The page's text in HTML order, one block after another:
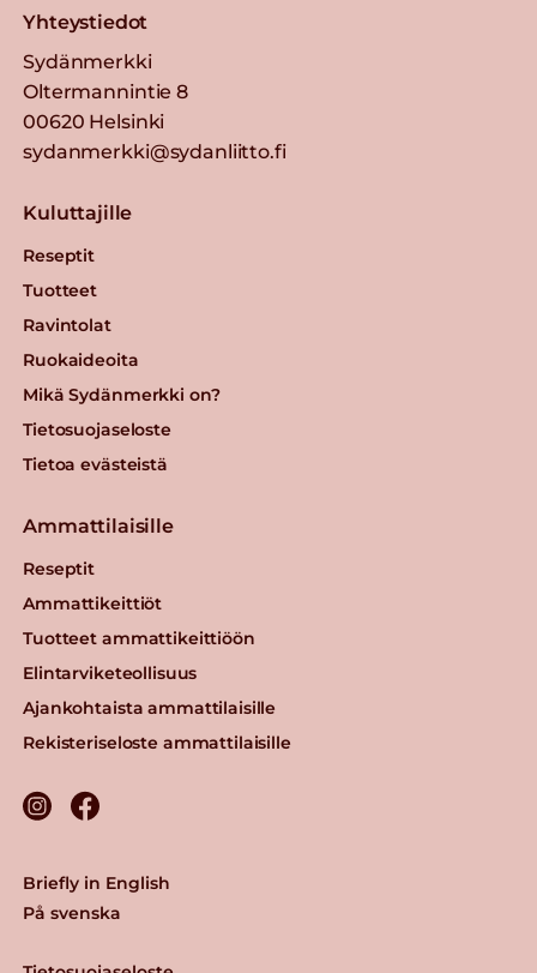
Yhteystiedot
Sydänmerkki
Oltermannintie 8
00620 Helsinki
sydanmerkki@sydanliitto.fi
Kuluttajille
Reseptit
Tuotteet
Ravintolat
Ruokaideoita
Mikä Sydänmerkki on?
Tietosuojaseloste
Tietoa evästeistä
Ammattilaisille
Reseptit
Ammattikeittiöt
Tuotteet ammattikeittiöön
Elintarviketeollisuus
Ajankohtaista ammattilaisille
Rekisteriseloste ammattilaisille
Briefly in English
På svenska